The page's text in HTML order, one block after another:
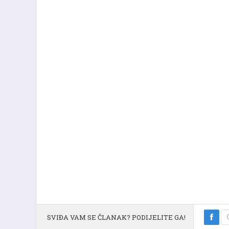
SVIĐA VAM SE ČLANAK? PODIJELITE GA!